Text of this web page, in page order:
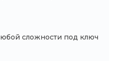
сложности под ключ